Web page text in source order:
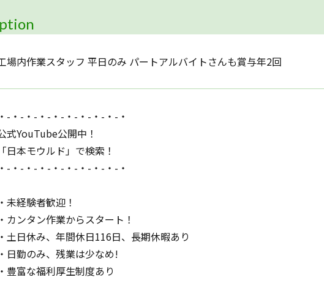
場内作業スタッフ 平日のみ パートアルバイトさんも賞与年2回
・-・-・-・-・-・-・-・-・-・
式YouTube公開中！
「日本モウルド」で検索！
・-・-・-・-・-・-・-・-・-・
・未経験者歓迎！
・カンタン作業からスタート！
・土日休み、年間休日116日、長期休暇あり
・日勤のみ、残業は少なめ!
・豊富な福利厚生制度あり